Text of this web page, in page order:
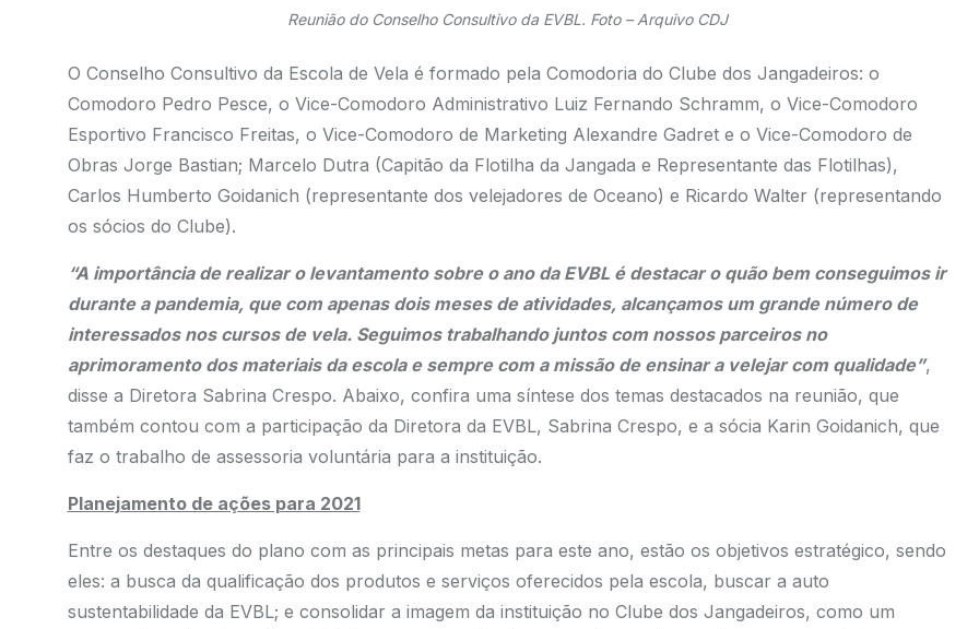
Reunião do Conselho Consultivo da EVBL. Foto – Arquivo CDJ
O Conselho Consultivo da Escola de Vela é formado pela Comodoria do Clube dos Jangadeiros: o
Comodoro Pedro Pesce, o Vice-Comodoro Administrativo Luiz Fernando Schramm, o Vice-Comodoro
Esportivo Francisco Freitas, o Vice-Comodoro de Marketing Alexandre Gadret e o Vice-Comodoro de
Obras Jorge Bastian; Marcelo Dutra (Capitão da Flotilha da Jangada e Representante das Flotilhas),
Carlos Humberto Goidanich (representante dos velejadores de Oceano) e Ricardo Walter (representando
os sócios do Clube).
“A importância de realizar o levantamento sobre o ano da EVBL é destacar o quão bem conseguimos ir
durante a pandemia, que com apenas dois meses de atividades, alcançamos um grande número de
interessados nos cursos de vela. Seguimos trabalhando juntos com nossos parceiros no
aprimoramento dos materiais da escola e sempre com a missão de ensinar a velejar com qualidade”,
disse a Diretora Sabrina Crespo. Abaixo, confira uma síntese dos temas destacados na reunião, que
também contou com a participação da Diretora da EVBL, Sabrina Crespo, e a sócia Karin Goidanich, que
faz o trabalho de assessoria voluntária para a instituição.
Planejamento de ações para 2021
Entre os destaques do plano com as principais metas para este ano, estão os objetivos estratégico, sendo
eles: a busca da qualificação dos produtos e serviços oferecidos pela escola, buscar a auto
sustentabilidade da EVBL; e consolidar a imagem da instituição no Clube dos Jangadeiros, como um